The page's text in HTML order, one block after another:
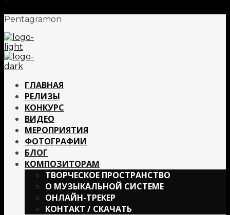
Pentagramon
ГЛАВНАЯ
РЕЛИЗЫ
КОНКУРС
ВИДЕО
МЕРОПРИЯТИЯ
ФОТОГРАФИИ
БЛОГ
КОМПОЗИТОРАМ
ТВОРЧЕСКОЕ ПРОСТРАНСТВО
О МУЗЫКАЛЬНОЙ СИСТЕМЕ
ОНЛАЙН-ТРЕКЕР
КОНТАКТ / СКАЧАТЬ